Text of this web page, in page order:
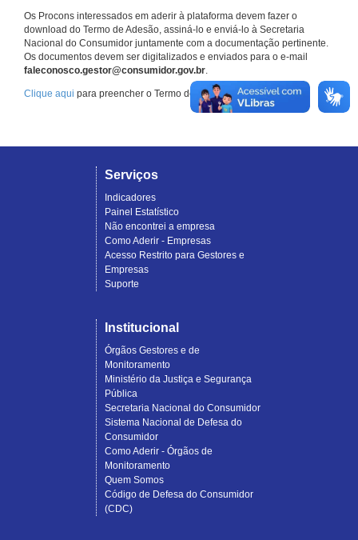
Os Procons interessados em aderir à plataforma devem fazer o
download do Termo de Adesão, assiná-lo e enviá-lo à Secretaria
Nacional do Consumidor juntamente com a documentação pertinente.
Os documentos devem ser digitalizados e enviados para o e-mail
faleconosco.gestor@consumidor.gov.br.
Clique aqui para preencher o Termo de Adesão.
Serviços
Indicadores
Painel Estatístico
Não encontrei a empresa
Como Aderir - Empresas
Acesso Restrito para Gestores e
Empresas
Suporte
Institucional
Órgãos Gestores e de
Monitoramento
Ministério da Justiça e Segurança
Pública
Secretaria Nacional do Consumidor
Sistema Nacional de Defesa do
Consumidor
Como Aderir - Órgãos de
Monitoramento
Quem Somos
Código de Defesa do Consumidor
(CDC)